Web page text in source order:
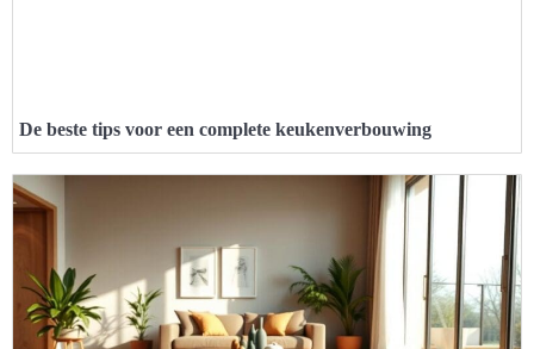
De beste tips voor een complete keukenverbouwing